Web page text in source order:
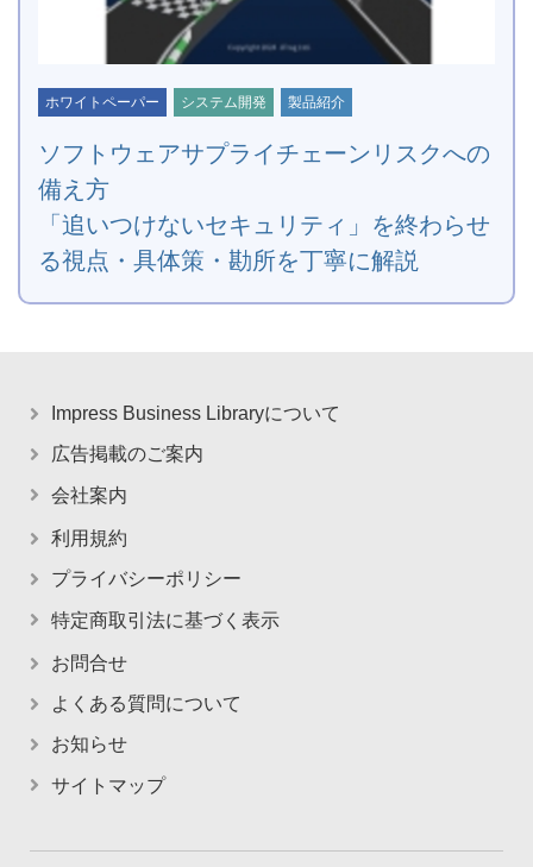
ホワイトペーパー システム開発 製品紹介
ソフトウェアサプライチェーンリスクへの
備え方
「追いつけないセキュリティ」を終わらせ
る視点・具体策・勘所を丁寧に解説
Impress Business Libraryについて
広告掲載のご案内
会社案内
利用規約
プライバシーポリシー
特定商取引法に基づく表示
お問合せ
よくある質問について
お知らせ
サイトマップ